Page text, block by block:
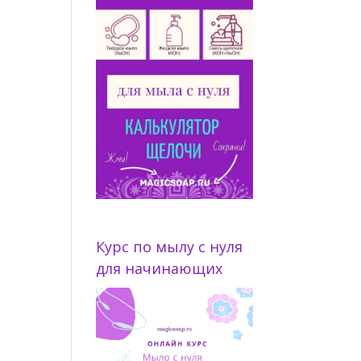
Курс по мылу с нуля
для начинающих